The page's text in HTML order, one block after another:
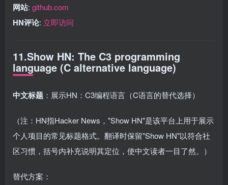
网站: github.com
HN评论: 立即访问
11.Show HN: The C3 programming
language (C alternative language)
中文标题 ：展示HN：C3编程语言（C语言的替代选择）
（注：HN指Hacker News，"Show HN"是该平台上用于展示
个人项目的常见标题格式。翻译时保留"Show HN"以符合社
区习惯，括号内补充说明其定位，使中文读者一目了然。）
替代方案：